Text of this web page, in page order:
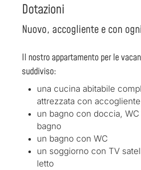
Dotazioni
Nuovo, accogliente e con
Il nostro appartamento per le
suddiviso:
una cucina abitabile
attrezzata con
un bagno con doccia, WC
bagno
un bagno con WC
un soggiorno con TV
letto